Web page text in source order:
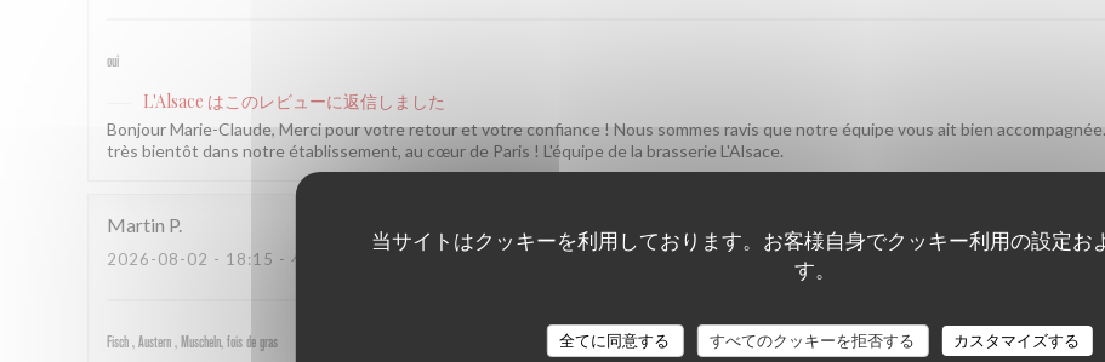
当サイトはクッキーを利用しております。お客様自身でクッキー利用の設定お
す。
全てに同意する すべてのクッキーを拒否する カスタマイズする
oui
L'Alsace はこのレビューに返信しました
Bonjour Marie-Claude, Merci pour votre retour et votre confiance ! Nous sommes ravis que notre équipe vous ait bien
très bientôt dans notre établissement, au cœur de Paris ! L'équipe de la brasserie L'Alsace.
Martin P
2026-08-02 - 18:15 - ゲスト 2 /5
Fisch , Austern , Muscheln, fois de gras